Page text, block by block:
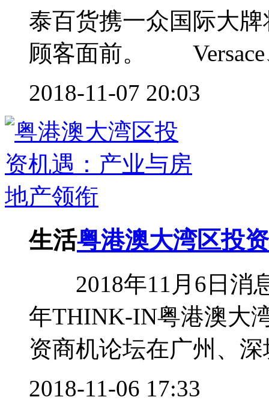
泰百货携一众国际大
顾客面前。 Versace
2018-11-07 20:03
生活粤港澳大湾区投
2018年11月6日消
年THINK-IN粤港澳大
资商机论坛在广州、深
2018-11-06 17:33